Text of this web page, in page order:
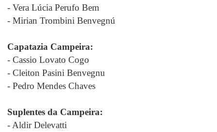
- Vera Lúcia Perufo Bem
- Mirian Trombini Benvegnú
Capatazia Campeira:
- Cassio Lovato Cogo
- Cleiton Pasini Benvegnu
- Pedro Mendes Chaves
Suplentes da Campeira:
- Aldir Delevatti